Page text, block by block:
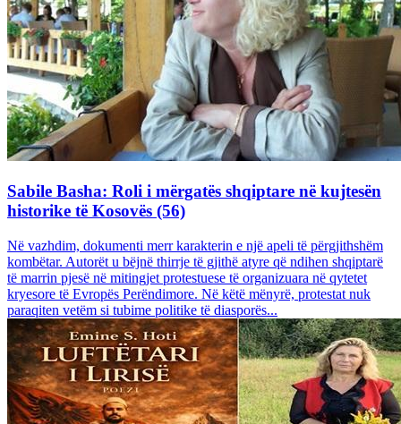
Sabile Basha: Roli i mërgatës shqiptare në kujtesën
historike të Kosovës (56)
Në vazhdim, dokumenti merr karakterin e një apeli të përgjithshëm
kombëtar. Autorët u bëjnë thirrje të gjithë atyre që ndihen shqiptarë
të marrin pjesë në mitingjet protestuese të organizuara në qytetet
kryesore të Evropës Perëndimore. Në këtë mënyrë, protestat nuk
paraqiten vetëm si tubime politike të diasporës...